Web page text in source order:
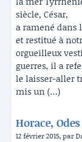
siècle, César,
a ramené dans
et restitué à
orgueilleux
guerres, il a
le laisser-aller
mis un (…)
Horace,
12 février 2015, par